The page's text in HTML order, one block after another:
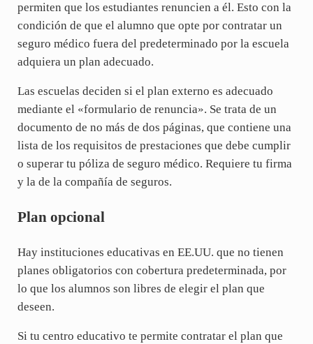
permiten que los estudiantes renuncien a él. Esto con la
condición de que el alumno que opte por contratar un
seguro médico fuera del predeterminado por la escuela
adquiera un plan adecuado.
Las escuelas deciden si el plan externo es adecuado
mediante el «formulario de renuncia». Se trata de un
documento de no más de dos páginas, que contiene una
lista de los requisitos de prestaciones que debe cumplir
o superar tu póliza de seguro médico. Requiere tu firma
y la de la compañía de seguros.
Plan opcional
Hay instituciones educativas en EE.UU. que no tienen
planes obligatorios con cobertura predeterminada, por
lo que los alumnos son libres de elegir el plan que
deseen.
Si tu centro educativo te permite contratar el plan que